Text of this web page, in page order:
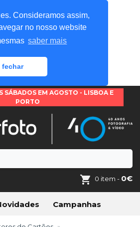
Consideramos assim,
no nosso website
saber mais
fechar
SÁBADOS EM AGOSTO - LISBOA E
PORTO
0 item - 0€
Campanhas